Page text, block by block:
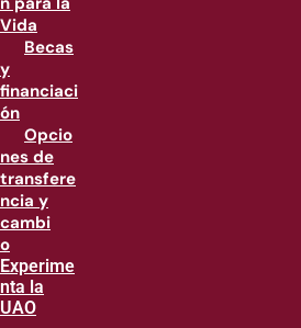
Vida
Becas
y
financiaci
ón
Opcio
nes de
transfere
ncia y
cambi
o
Experime
nta la
UAO